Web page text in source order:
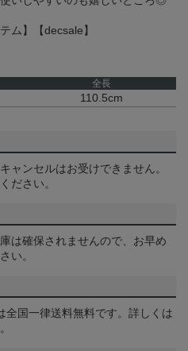
ム】【decsale】
全長
110.5cm
ャンセルはお受けできません。
ださい。
は確保されませんので、お早め
い。
国一律送料無料です。詳しくは